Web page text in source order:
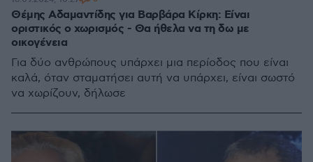
Θέμης Αδαμαντίδης για Βαρβάρα Κίρκη: Είναι
οριστικός ο χωρισμός - Θα ήθελα να τη δω με
οικογένεια
Για δύο ανθρώπους υπάρχει μια περίοδος που είναι
καλά, όταν σταματήσει αυτή να υπάρχει, είναι σωστό
να χωρίζουν, δήλωσε